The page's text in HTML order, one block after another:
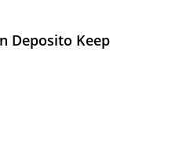
Deposito Keep